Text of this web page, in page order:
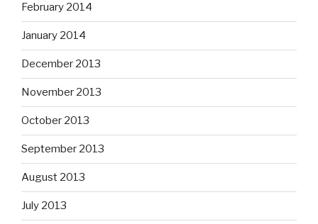
February 2014
January 2014
December 2013
November 2013
October 2013
September 2013
August 2013
July 2013